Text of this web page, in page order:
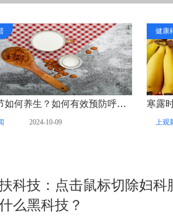
寒露时节如何养生？如何有效预防呼吸道传染病？专家解读来了
2024-10-09
健康
寒露
上观
科技：点击鼠标切除妇科
么黑科技？